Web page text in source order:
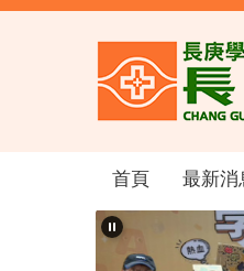
跳
首頁 最新消